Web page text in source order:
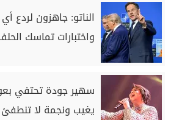
الناتو: جاهزون
واختبارات تماسك
سهير جودة تحتفي
يغيب ونجمة لا تنطفئ